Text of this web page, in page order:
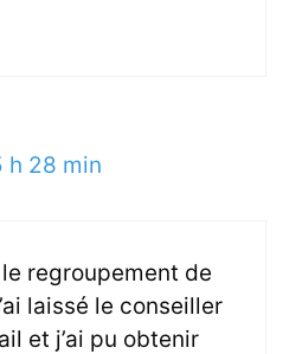
h 28 min
regroupement de
laissé le conseiller
et j’ai pu obtenir